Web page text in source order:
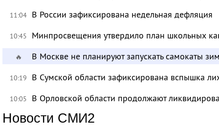
11:04 В России зафиксирована недельная дефляция
10:45 Минпросвещения утвердило план школьных
🔥 В Москве не планируют запускать самокаты
10:19 В Сумской области зафиксирована вспышка
10:05 В Орловской области продолжают
Новости СМИ2